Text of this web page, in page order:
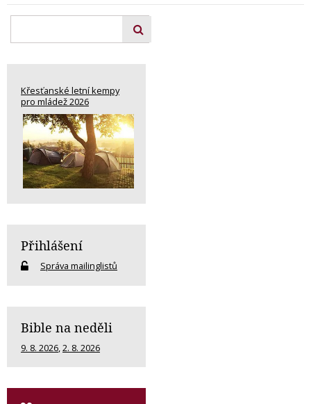
Křesťanské letní kempy
pro mládež 2026
Přihlášení
Správa mailinglistů
Bible na neděli
9. 8. 2026,2. 8. 2026